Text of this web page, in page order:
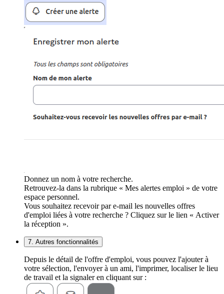
Donnez un nom à votre recherche.
Retrouvez-la dans la rubrique « Mes alertes emploi » de votre
espace personnel.
Vous souhaitez recevoir par e-mail les nouvelles offres
d'emploi liées à votre recherche ? Cliquez sur le lien « Activer
la réception ».
7. Autres fonctionnalités
Depuis le détail de l'offre d'emploi, vous pouvez l'ajouter à
votre sélection, l'envoyer à un ami, l'imprimer, localiser le lieu
de travail et la signaler en cliquant sur :